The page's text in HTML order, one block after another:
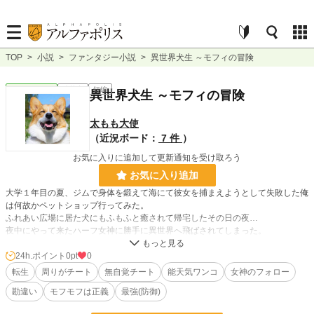
TOP > 小説 > ファンタジー小説 > 異世界犬生 ～モフィの冒険
短編
異世界犬生 ～モフィの冒険
太もも大使
（近況ボード： 7 件 ）
お気に入りに追加して更新通知を受け取ろう
お気に入り追加
大学１年目の夏、ジムで身体を鍛えて海にて彼女を捕まえようとして失敗した俺
は何故かペットショップ行ってみた。
ふれあい広場に居た犬にもふもふと癒されて帰宅したその日の夜…
夜中にやって来たハーフ女神に勝手に異世界へ飛ばされてしまった。
でも、
自分がもふもふになるなんて聞いてぇ！！
24h.ポイント 0pt
0
転生
周りがチート 無自覚チート 能天気ワンコ
女神のフォロー
勘違い
モフモフは正義 最強(防御)